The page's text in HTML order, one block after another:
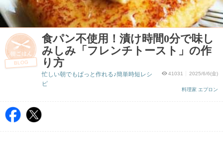
BLOG
食パン不使用！漬け時間0分で味し
みしみ「フレンチトースト」の作
り方
41031 2025/6/6(金)
料理家 エプロン
忙しい朝でもぱっと作れる♪簡単時短レシ
ピ